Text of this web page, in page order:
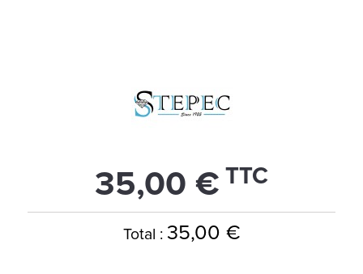
35,00 € TTC
Total : 35,00 €